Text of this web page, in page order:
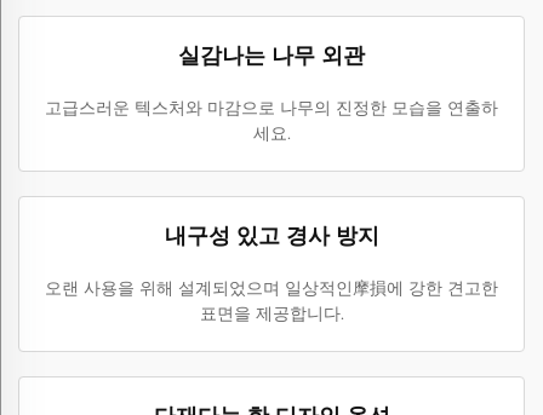
실감나는 나무 외관
고급스러운 텍스처와 마감으로 나무의 진정한 모습을 연출하
세요.
내구성 있고 경사 방지
오랜 사용을 위해 설계되었으며 일상적인摩損에 강한 견고한
표면을 제공합니다.